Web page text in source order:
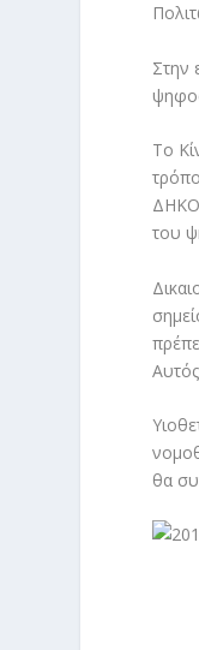
Στην
Το
του
θα